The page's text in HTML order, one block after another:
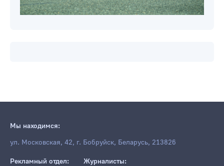
Мы находимся:
ул. Московская, 42, г. Бобруйск, Беларусь, 213826
Рекламный отдел: Журналисты: